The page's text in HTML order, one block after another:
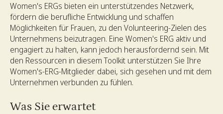
Women's ERGs bieten ein unterstützendes Netzwerk,
fördern die berufliche Entwicklung und schaffen
Möglichkeiten für Frauen, zu den Volunteering-Zielen des
Unternehmens beizutragen. Eine Women's ERG aktiv und
engagiert zu halten, kann jedoch herausfordernd sein. Mit
den Ressourcen in diesem Toolkit unterstützen Sie Ihre
Women's-ERG-Mitglieder dabei, sich gesehen und mit dem
Unternehmen verbunden zu fühlen.
Was Sie erwartet